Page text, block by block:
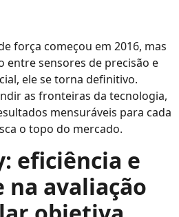
força começou em 2016, mas
entre sensores de precisão e
ele se torna definitivo.
as fronteiras da tecnologia,
mensuráveis para cada
o topo do mercado.
eficiência e
na avaliação